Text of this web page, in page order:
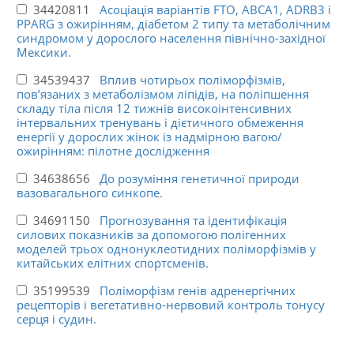
34420811 Асоціація варіантів FTO, ABCA1, ADRB3 і
PPARG з ожирінням, діабетом 2 типу та метаболічним
синдромом у дорослого населення північно-західної
Мексики.
34539437 Вплив чотирьох поліморфізмів,
пов’язаних з метаболізмом ліпідів, на поліпшення
складу тіла після 12 тижнів високоінтенсивних
інтервальних тренувань і дієтичного обмеження
енергії у дорослих жінок із надмірною вагою/
ожирінням: пілотне дослідження
34638656 До розуміння генетичної природи
вазовагального синкопе.
34691150 Прогнозування та ідентифікація
силових показників за допомогою полігенних
моделей трьох однонуклеотидних поліморфізмів у
китайських елітних спортсменів.
35199539 Поліморфізм генів адренергічних
рецепторів і вегетативно-нервовий контроль тонусу
серця і судин.